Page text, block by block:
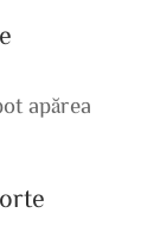
apărea